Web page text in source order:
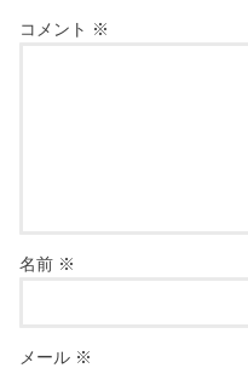
コメント ※
名前 ※
メール ※